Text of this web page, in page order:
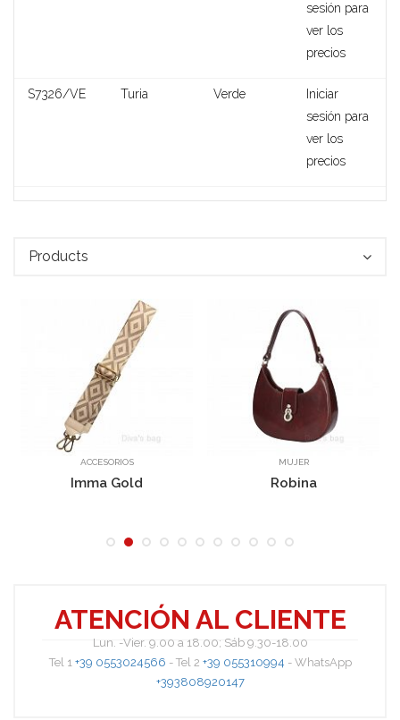
sesión para
ver los
precios
S7326/VE Turia Verde
Iniciar
sesión para
ver los
precios
Products
ACCESORIOS
Imma Gold
MUJER
Robina
ATENCIÓN AL CLIENTE
Lun. -Vier. 9.00 a 18.00; Sáb 9.30-18.00
Tel 1 +39 0553024566 - Tel 2 +39 055310994 - WhatsApp
+393808920147